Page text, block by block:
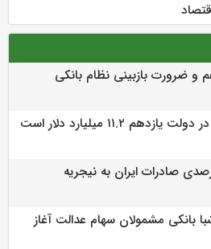
و ضرورت بازبینی نظام بانکی
۱۱.۲ میلیارد دلار است
بانکی مشمولان سهام عدالت آغاز